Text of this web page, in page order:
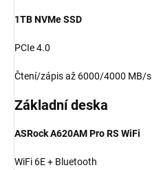
1TB NVMe SSD
PCIe 4.0
Čtení/zápis až 6000/4000 MB/s
Základní deska
ASRock A620AM Pro RS WiFi
WiFi 6E + Bluetooth